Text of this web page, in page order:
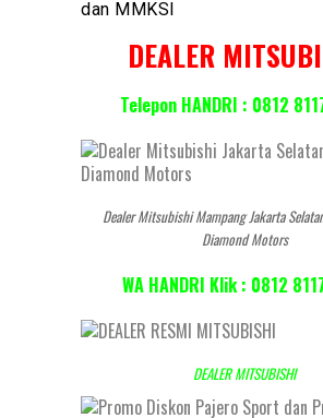
DEALER
Telepon HANDRI : 0812
Dealer Mitsubishi Mampang Jakarta
Diamond Motors
WA HANDRI Klik : 0812
DEALER MITSUBISHI